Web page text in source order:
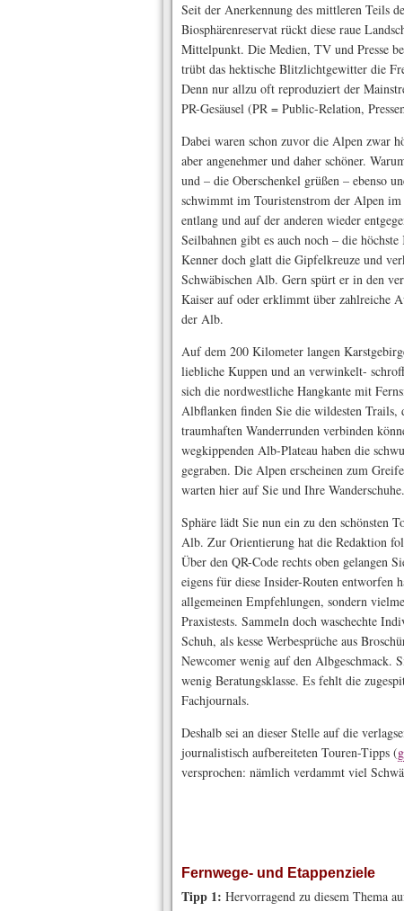
Seit der Anerkennung des mittleren Teils
Biosphärenreservat rückt diese raue
Mittelpunkt. Die Medien, TV und Presse
trübt das hektische Blitzlichtgewitter die
Denn nur allzu oft reproduziert der
PR-Gesäusel (PR = Public-Relation,
Dabei waren schon zuvor die Alpen zwar
aber angenehmer und daher schöner.
und – die Oberschenkel grüßen – ebenso
schwimmt im Touristenstrom der Alpen im
entlang und auf der anderen wieder
Seilbahnen gibt es auch noch – die
Kenner doch glatt die Gipfelkreuze und
Schwäbischen Alb. Gern spürt er in den
Kaiser auf oder erklimmt über zahlreiche
der Alb.
Auf dem 200 Kilometer langen
liebliche Kuppen und an verwinkelt-
sich die nordwestliche Hangkante mit
Albflanken finden Sie die wildesten Trails,
traumhaften Wanderrunden verbinden
wegkippenden Alb-Plateau haben die
gegraben. Die Alpen erscheinen zum
warten hier auf Sie und Ihre Wanderschuhe.
Sphäre lädt Sie nun ein zu den schönsten
Alb. Zur Orientierung hat die Redaktion
Über den QR-Code rechts oben gelangen
eigens für diese Insider-Routen entworfen
allgemeinen Empfehlungen, sondern
Praxistests. Sammeln doch waschechte
Schuh, als kesse Werbe­sprüche aus
Newcomer wenig auf den Albgeschmack.
wenig Beratungsklasse. Es fehlt die
Fachjournals.
Deshalb sei an dieser Stelle auf die
journalistisch aufbereiteten Touren-Tipps (
versprochen: nämlich verdammt viel
Fernwege- und Etappenziele
Tipp 1: Hervorragend zu diesem Thema